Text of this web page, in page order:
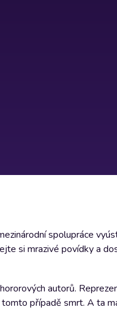
spolupráce
si mrazivé povídky a
autorů.
případě smrt. A ta